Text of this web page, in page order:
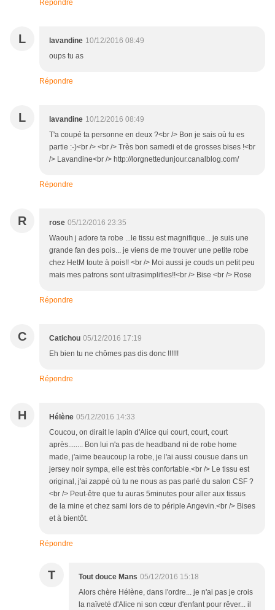
Répondre
L lavandine 10/12/2016 08:49
oups tu as
Répondre
L lavandine 10/12/2016 08:49
T'a coupé ta personne en deux ?<br /> Bon je sais où tu es
partie :-)<br /> <br /> Très bon samedi et de grosses bises !<br
/> Lavandine<br /> http://lorgnettedunjour.canalblog.com/
Répondre
R rose 05/12/2016 23:35
Waouh j adore ta robe ...le tissu est magnifique... je suis une
grande fan des pois... je viens de me trouver une petite robe
chez HetM toute à pois!! <br /> Moi aussi je couds un petit peu
mais mes patrons sont ultrasimplifies!!<br /> Bise <br /> Rose
Répondre
C Catichou 05/12/2016 17:19
Eh bien tu ne chômes pas dis donc !!!!!!
Répondre
H Hélène 05/12/2016 14:33
Coucou, on dirait le lapin d'Alice qui court, court, court
après........ Bon lui n'a pas de headband ni de robe home
made, j'aime beaucoup la robe, je l'ai aussi cousue dans un
jersey noir sympa, elle est très confortable.<br /> Le tissu est
original, j'ai zappé où tu ne nous as pas parlé du salon CSF ?
<br /> Peut-être que tu auras 5minutes pour aller aux tissus
de la mine et chez sami lors de to périple Angevin.<br /> Bises
et à bientôt.
Répondre
T Tout douce Mans 05/12/2016 15:18
Alors chère Hélène, dans l'ordre... je n'ai pas je crois
la naïveté d'Alice ni son cœur d'enfant pour rêver... il